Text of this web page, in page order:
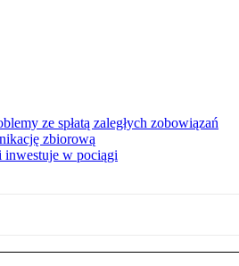
ze spłatą zaległych zobowiązań
zbiorową
w pociągi